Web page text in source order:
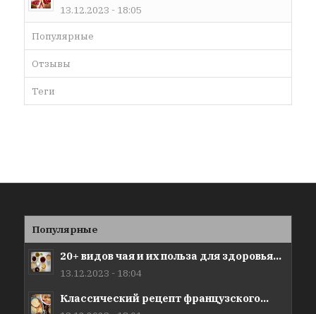
13.12.2023 - 18:05
Популярные
Отзывы
Теги
Популярные
20+ видов чая и их польза для здоровья...
13.12.2023 - 18:04
Классический рецепт французского...